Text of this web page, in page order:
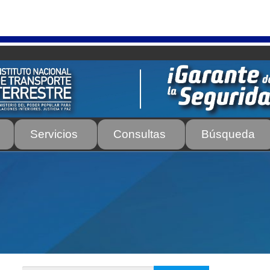
Servicios Consultas Búsqueda
e Instructores de Manejo Estacionamientos registrados ante